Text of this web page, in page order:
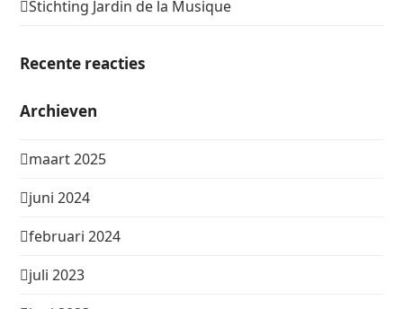
Stichting Jardin de la Musique
Recente reacties
Archieven
maart 2025
juni 2024
februari 2024
juli 2023